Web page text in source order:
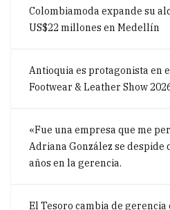
Colombiamoda expande su
US$22 millones en Medellín
Antioquia es protagonista en
Footwear & Leather Show
«Fue una empresa que me
Adriana González se despide
años en la gerencia.
El Tesoro cambia de